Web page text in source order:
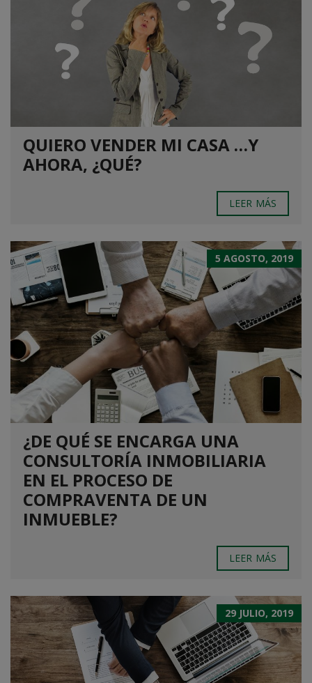
QUIERO VENDER MI CASA …Y
AHORA, ¿QUÉ?
LEER MÁS
5 AGOSTO, 2019
¿DE QUÉ SE ENCARGA UNA
CONSULTORÍA INMOBILIARIA
EN EL PROCESO DE
COMPRAVENTA DE UN
INMUEBLE?
LEER MÁS
29 JULIO, 2019